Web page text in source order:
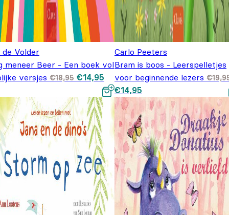
de Volder
meneer Beer - Een boek vol
versjes €18,95 Oorspronkelijke
prijs was:
€18,95.
€14,95 Huidige
prijs is:
€14,95.
Carlo Peeters
Bram is boos - Leerspelletjes
voor beginnende lezers €
Oorspronkelijke prijs was:
€19,95.
€14,95 Huidige prijs is: